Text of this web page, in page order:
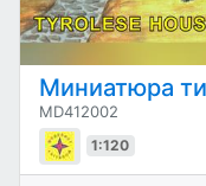
Миниатюра
MD412002
1:120